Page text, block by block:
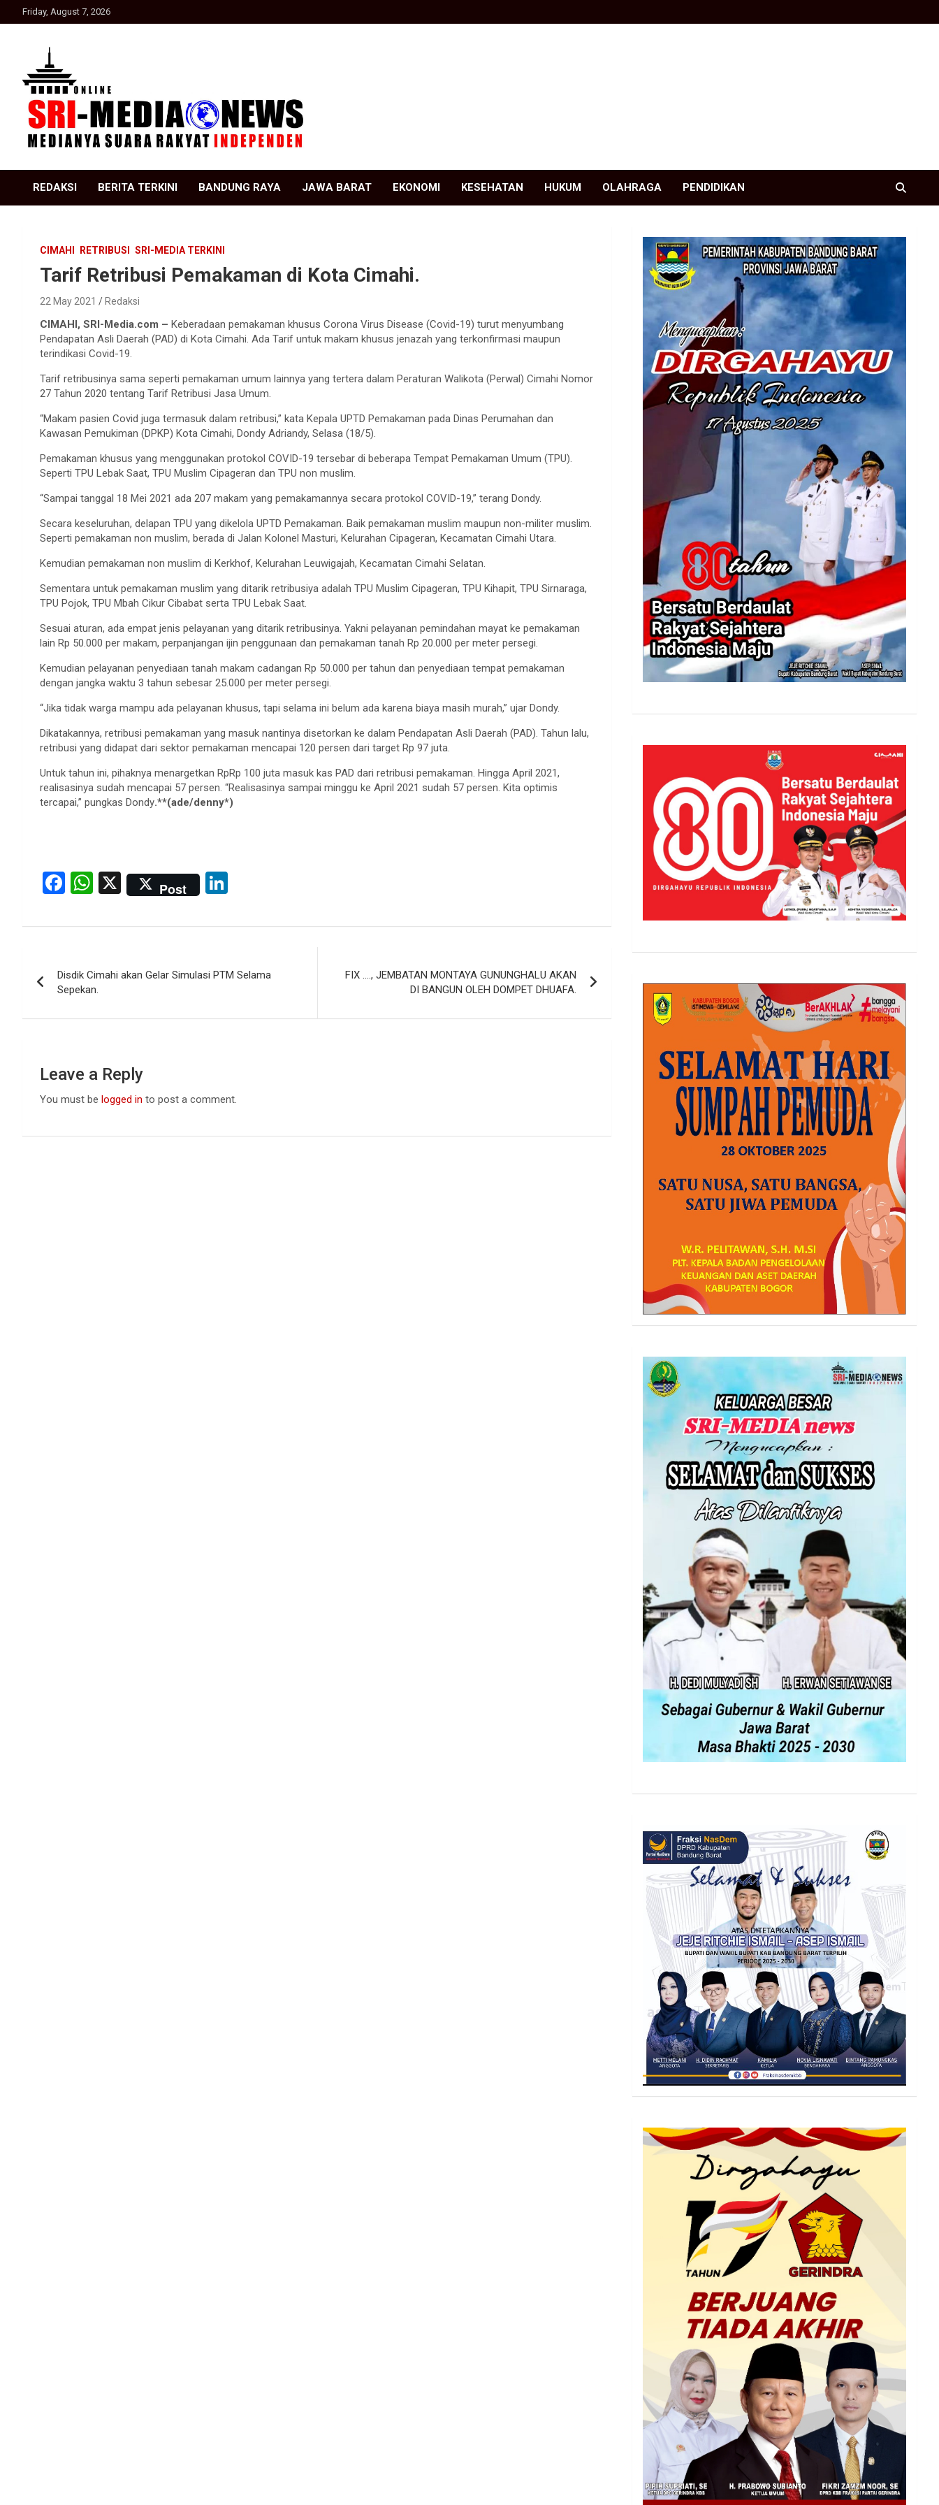
to
Friday, August 7, 2026
SRI Media news
REDAKSI BERITA TERKINI BANDUNG RAYA JAWA BARAT EKONOMI KESEHATAN HUKUM OLAHRAGA PENDIDIKAN
CIMAHI RETRIBUSI SRI-MEDIA TERKINI
Tarif Retribusi Pemakaman di Kota Cimahi.
22 May 2021 Redaksi
CIMAHI, SRI-Media.com – Keberadaan pemakaman khusus Corona Virus Disease (Covid-19) turut menyumbang
Pendapatan Asli Daerah (PAD) di Kota Cimahi. Ada Tarif untuk makam khusus jenazah yang terkonfirmasi maupun
terindikasi Covid-19.
Tarif retribusinya sama seperti pemakaman umum lainnya yang tertera dalam Peraturan Walikota (Perwal) Cimahi Nomor
27 Tahun 2020 tentang Tarif Retribusi Jasa Umum.
“Makam pasien Covid juga termasuk dalam retribusi,” kata Kepala UPTD Pemakaman pada Dinas Perumahan dan
Kawasan Pemukiman (DPKP) Kota Cimahi, Dondy Adriandy, Selasa (18/5).
Pemakaman khusus yang menggunakan protokol COVID-19 tersebar di beberapa Tempat Pemakaman Umum (TPU).
Seperti TPU Lebak Saat, TPU Muslim Cipageran dan TPU non muslim.
“Sampai tanggal 18 Mei 2021 ada 207 makam yang pemakamannya secara protokol COVID-19,” terang Dondy.
Secara keseluruhan, delapan TPU yang dikelola UPTD Pemakaman. Baik pemakaman muslim maupun non-militer muslim.
Seperti pemakaman non muslim, berada di Jalan Kolonel Masturi, Kelurahan Cipageran, Kecamatan Cimahi Utara.
Kemudian pemakaman non muslim di Kerkhof, Kelurahan Leuwigajah, Kecamatan Cimahi Selatan.
Sementara untuk pemakaman muslim yang ditarik retribusiya adalah TPU Muslim Cipageran, TPU Kihapit, TPU Sirnaraga,
TPU Pojok, TPU Mbah Cikur Cibabat serta TPU Lebak Saat.
Sesuai aturan, ada empat jenis pelayanan yang ditarik retribusinya. Yakni pelayanan pemindahan mayat ke pemakaman
lain Rp 50.000 per makam, perpanjangan ijin penggunaan dan pemakaman tanah Rp 20.000 per meter persegi.
Kemudian pelayanan penyediaan tanah makam cadangan Rp 50.000 per tahun dan penyediaan tempat pemakaman
dengan jangka waktu 3 tahun sebesar 25.000 per meter persegi.
“Jika tidak warga mampu ada pelayanan khusus, tapi selama ini belum ada karena biaya masih murah,” ujar Dondy.
Dikatakannya, retribusi pemakaman yang masuk nantinya disetorkan ke dalam Pendapatan Asli Daerah (PAD). Tahun lalu,
retribusi yang didapat dari sektor pemakaman mencapai 120 persen dari target Rp 97 juta.
Untuk tahun ini, pihaknya menargetkan RpRp 100 juta masuk kas PAD dari retribusi pemakaman. Hingga April 2021,
realisasinya sudah mencapai 57 persen. “Realisasinya sampai minggu ke April 2021 sudah 57 persen. Kita optimis
tercapai,” pungkas Dondy.**(ade/denny*)
F
ce
o
o
k
W
at
A
p
p
X Post
ke
n
navigation
Disdik Cimahi akan Gelar Simulasi PTM Selama
Sepekan.
FIX …., JEMBATAN MONTAYA GUNUNGHALU AKAN
DI BANGUN OLEH DOMPET DHUAFA.
Leave a Reply
You must be logged in to post a comment.